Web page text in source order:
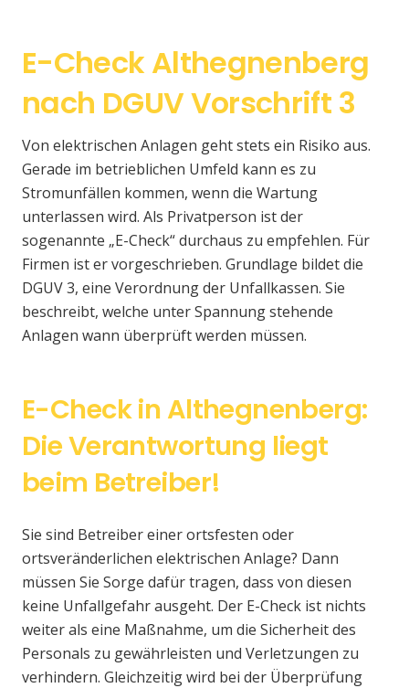
E-Check Althegnenberg
nach DGUV Vorschrift 3
Von elektrischen Anlagen geht stets ein Risiko aus.
Gerade im betrieblichen Umfeld kann es zu
Stromunfällen kommen, wenn die Wartung
unterlassen wird. Als Privatperson ist der
sogenannte „E-Check“ durchaus zu empfehlen. Für
Firmen ist er vorgeschrieben. Grundlage bildet die
DGUV 3, eine Verordnung der Unfallkassen. Sie
beschreibt, welche unter Spannung stehende
Anlagen wann überprüft werden müssen.
E-Check in Althegnenberg:
Die Verantwortung liegt
beim Betreiber!
Sie sind Betreiber einer ortsfesten oder
ortsveränderlichen elektrischen Anlage? Dann
müssen Sie Sorge dafür tragen, dass von diesen
keine Unfallgefahr ausgeht. Der E-Check ist nichts
weiter als eine Maßnahme, um die Sicherheit des
Personals zu gewährleisten und Verletzungen zu
verhindern. Gleichzeitig wird bei der Überprüfung